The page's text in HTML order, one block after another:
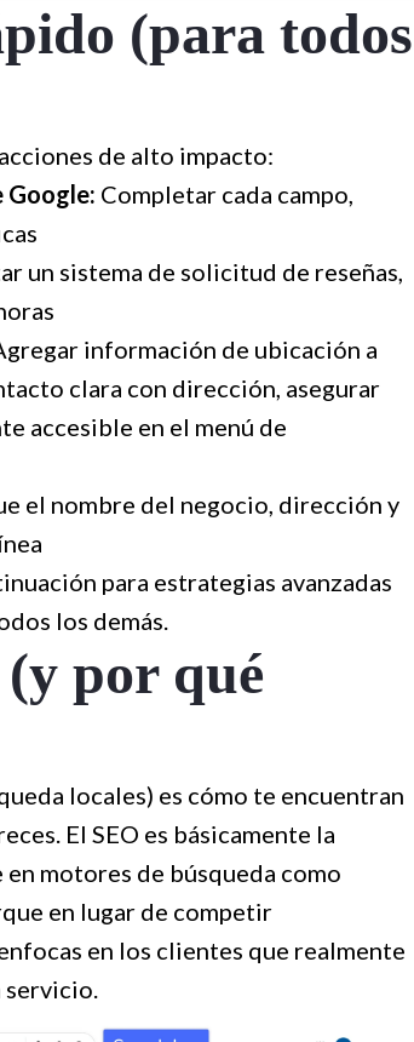
(para todos
de alto impacto:
Google: Completar cada campo,
un sistema de solicitud de reseñas,
información de ubicación a
clara con dirección, asegurar
accesible en el menú de
el nombre del negocio, dirección y
para estrategias avanzadas
los demás.
(y por qué
locales) es cómo te encuentran
El SEO es básicamente la
motores de búsqueda como
en lugar de competir
en los clientes que realmente
servicio.